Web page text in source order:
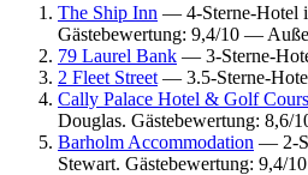
The Ship Inn — 4-Sterne-Hotel
Gästebewertung: 9,4/10 —
79 Laurel Bank — 3-Sterne-
2 Fleet Street — 3.5-Sterne-
Cally Palace Hotel & Golf
Douglas. Gästebewertung: 8,6/
Barholm Accommodation — 2-
Stewart. Gästebewertung: 9,4/